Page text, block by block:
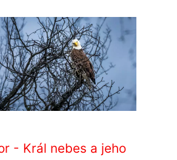
- Král nebes a jeho